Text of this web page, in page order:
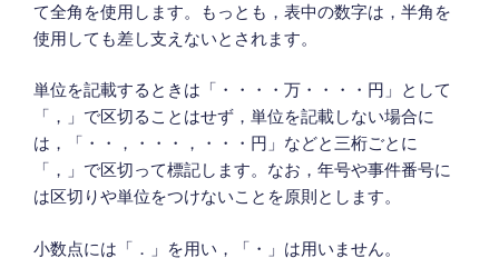
て全角を使用します。もっとも，表中の数字は，半角を
使用しても差し支えないとされます。
単位を記載するときは「・・・・万・・・・円」として
「，」で区切ることはせず，単位を記載しない場合に
は，「・・，・・・，・・・円」などと三桁ごとに
「，」で区切って標記します。なお，年号や事件番号に
は区切りや単位をつけないことを原則とします。
小数点には「．」を用い，「・」は用いません。